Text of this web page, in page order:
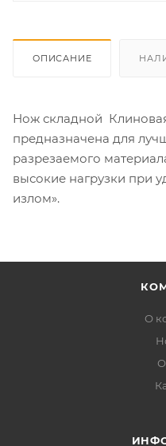
ОПИСАНИЕ
Нож складной
предназначена для
разрезаемого
высокие нагрузки при
излом».
О